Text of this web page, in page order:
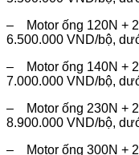
– Motor ống 120N + 2
6.500.000 VND/bộ,
– Motor ống 140N + 2
7.000.000 VND/bộ,
– Motor ống 230N + 2
8.900.000 VND/bộ,
– Motor ống 300N + 2